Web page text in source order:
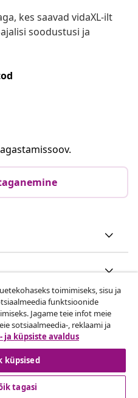
kes saavad vidaXL-ilt
soodustusi ja
toimimiseks, sisu ja
funktsioonide
Jagame teie infot meie
sotsiaalmeedia-, reklaami ja
ja küpsiste avaldus
küpsised
tagasi